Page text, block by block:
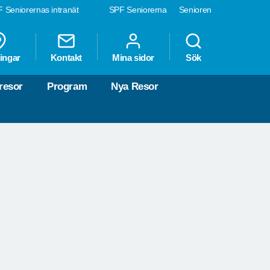
SPF Seniorerna Senioren
Seniorernas intranät
Kontakt Mina sidor Sök
Program Nya Resor